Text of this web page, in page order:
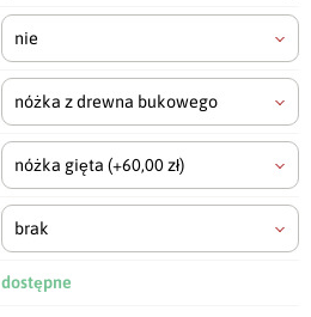
nie
nóżka z drewna bukowego
nóżka gięta (+60,00 zł)
brak
dostępne